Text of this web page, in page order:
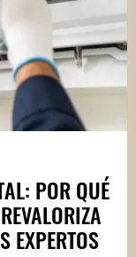
POR QUÉ
EXPERTOS